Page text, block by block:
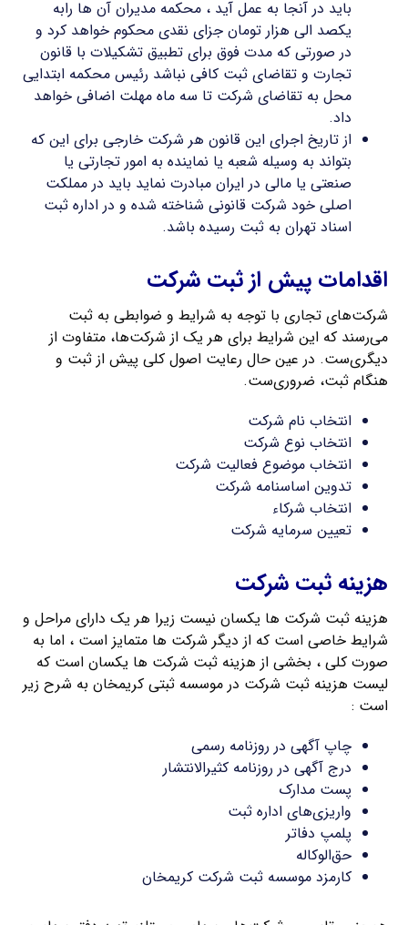
باید در آنجا به عمل آید ، محکمه مدیران آن ها رابه
یکصد الی هزار تومان جزای نقدی محکوم خواهد کرد و
در صورتی که مدت فوق برای تطبیق تشکیلات با قانون
تجارت و تقاضای ثبت کافی نباشد رئیس محکمه ابتدایی
محل به تقاضای شرکت تا سه ماه مهلت اضافی خواهد
داد.
از تاریخ اجرای این قانون هر شرکت خارجی برای این که
بتواند به وسیله شعبه یا نماینده به امور تجارتی یا
صنعتی یا مالی در ایران مبادرت نماید باید در مملکت
اصلی خود شرکت قانونی شناخته شده و در اداره ثبت
اسناد تهران به ثبت رسیده باشد.
اقدامات پیش از ثبت شرکت
شرکت‌های تجاری با توجه به شرایط و ضوابطی به ثبت
می‌رسند که این شرایط برای هر یک از شرکت‌ها، متفاوت از
دیگری‌ست. در عین حال رعایت اصول کلی پیش از ثبت و
هنگام ثبت، ضروری‌ست.
انتخاب نام شرکت
انتخاب نوع شرکت
انتخاب موضوع فعالیت شرکت
تدوین اساسنامه شرکت
انتخاب شرکاء
تعیین سرمایه شرکت
هزینه ثبت شرکت
هزینه ثبت شرکت ها یکسان نیست زیرا هر یک دارای مراحل و
شرایط خاصی است که از دیگر شرکت ها متمایز است ، اما به
صورت کلی ، بخشی از هزینه ثبت شرکت ها یکسان است که
لیست هزینه ثبت شرکت در موسسه ثبتی کریمخان به شرح زیر
است :
چاپ آگهی در روزنامه رسمی
درج آگهی در روزنامه کثیرالانتشار
پست مدارک
واریزی‌های اداره ثبت
پلمپ دفاتر
حق‌الوکاله
کارمزد موسسه ثبت شرکت کریمخان